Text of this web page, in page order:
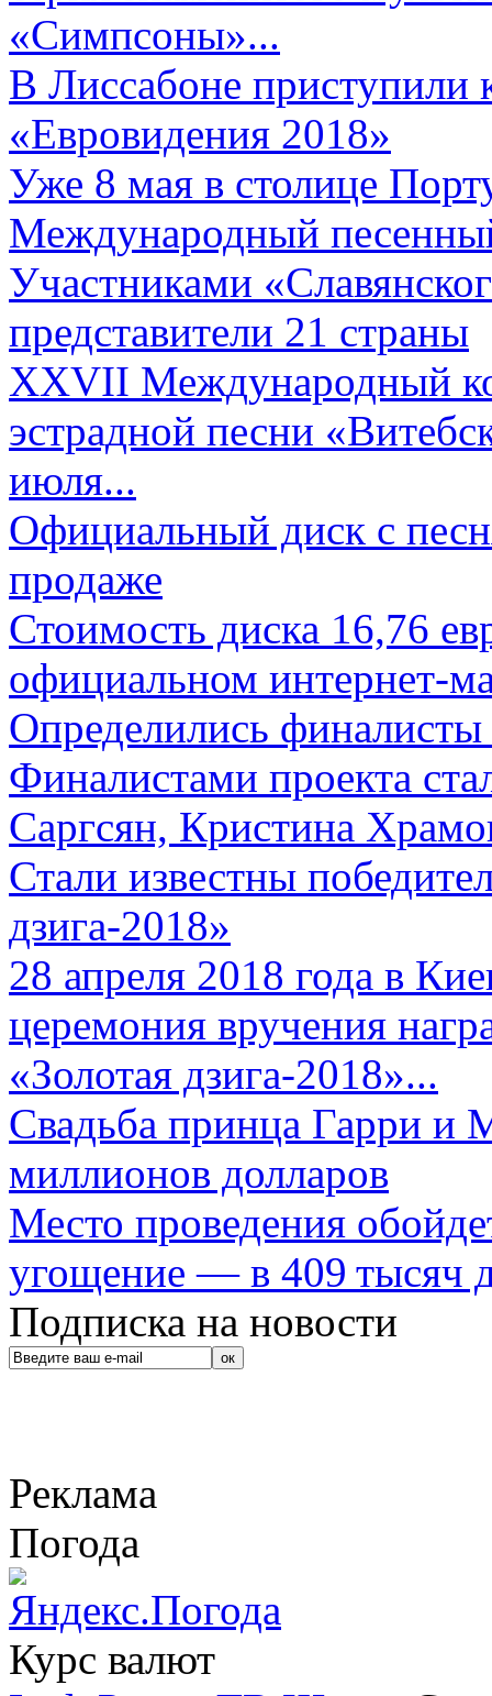
«Симпсоны»...
В Лиссабоне приступили
«Евровидения 2018»
Уже 8 мая в столице
Международный
Участниками
представители 21 страны
XXVII Международный
эстрадной песни
июля...
Официальный диск с
продаже
Стоимость диска 16,76
официальном интернет-
Определились
Финалистами проекта
Саргсян, Кристина
Стали известны
дзига-2018»
28 апреля 2018 года в
церемония вручения
«Золотая дзига-2018»...
Свадьба принца Гарри и
миллионов долларов
Место проведения
угощение — в 409 тысяч
Подписка на новости
Реклама
Погода
Курс валют